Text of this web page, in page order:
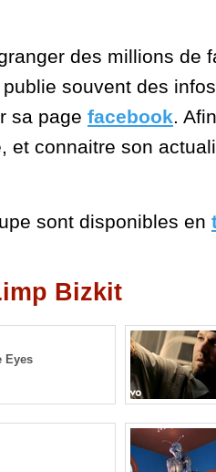
des millions de
souvent des
sa page facebook.
et connaitre son
sont disponibles en
Bizkit
Eyes